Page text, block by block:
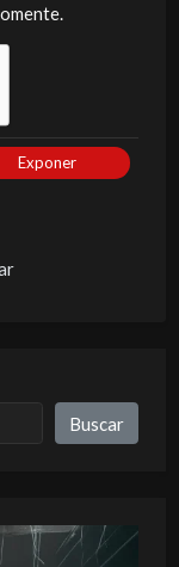
Exponer
Buscar